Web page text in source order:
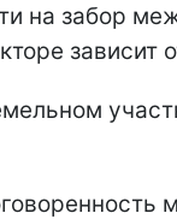
на забор
зависит